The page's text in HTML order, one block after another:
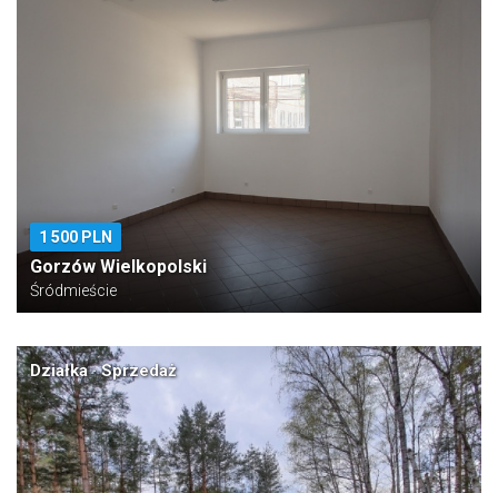
1 500 PLN
Gorzów Wielkopolski
Śródmieście
Działka · Sprzedaż